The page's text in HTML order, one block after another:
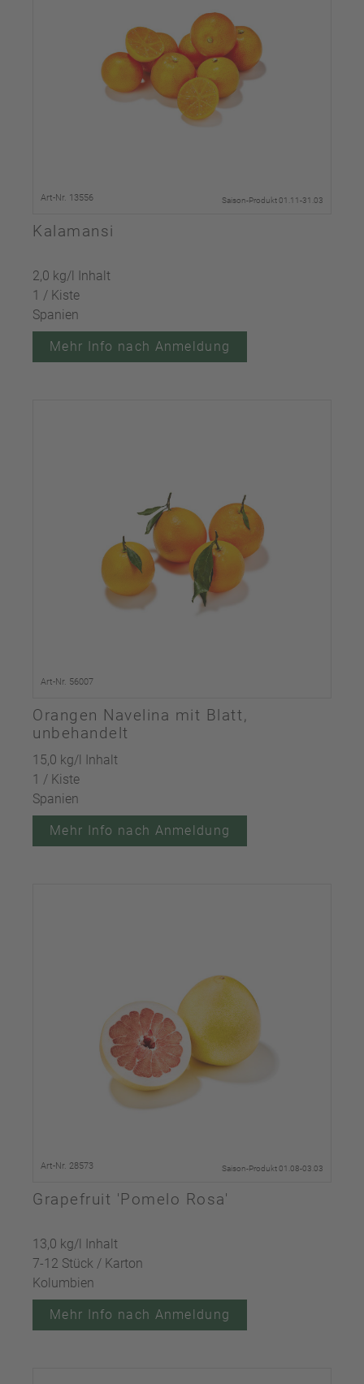
Art-Nr. 13556 Saison-Produkt 01.11-31.03
Kalamansi
2,0 kg/l Inhalt
1 / Kiste
Spanien
Mehr Info nach Anmeldung
Art-Nr. 56007
Orangen Navelina mit Blatt,
unbehandelt
15,0 kg/l Inhalt
1 / Kiste
Spanien
Mehr Info nach Anmeldung
Art-Nr. 28573 Saison-Produkt 01.08-03.03
Grapefruit 'Pomelo Rosa'
13,0 kg/l Inhalt
7-12 Stück / Karton
Kolumbien
Mehr Info nach Anmeldung